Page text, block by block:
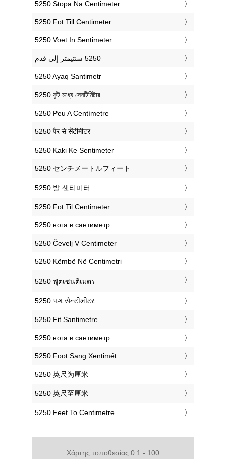
‎5250 Stopa Na Centimeter
‎5250 Fot Till Centimeter
‎5250 Voet In Sentimeter
‎5250 Ayaq Santimetr
‎5250 ফুট মধ্যে সেনটিমিটার
‎5250 Peu A Centímetre
‎5250 पैर से सेंटीमीटर
‎5250 Kaki Ke Sentimeter
‎5250 センチメートルフィート
‎5250 발 센티미터
‎5250 Fot Til Centimeter
‎5250 нога в сантиметр
‎5250 Čevelj V Centimeter
‎5250 Këmbë Në Centimetri
‎5250 ฟุตเซนติเมตร
‎5250 પગ સેન્ટીમીટર
‎5250 Fit Santimetre
‎5250 нога в сантиметр
‎5250 Foot Sang Xentimét
‎5250 英尺为厘米
‎5250 英尺至厘米
‎5250 Feet To Centimetre
Χάρτης τοποθεσίας 0.1 - 100